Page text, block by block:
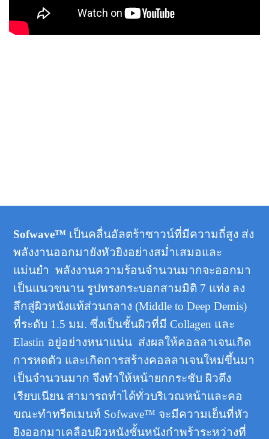
Sofwave™ เป็นคลื่นอัลตร้าซาวน์ที่มีความถี่สูง ส่ง
พลังงานออกมายังหัวยิงอย่างสม่ำเสมอและ
แม่นยำ พลังงานความร้อนจำนวนมากจะออกมา
เป็นแนวขนาน รูปทรงกระบอกสามมิติ 7 แท่ง ลง
ลึกสู่ผิวหนังแท้ส่วนกลาง (Middle to Deep Demis)
ที่ระดับ 1.5 มม. ซึ่งเป็นชั้นผิวที่มี Collagen และ
Elastin อยู่อย่างหนาแน่น ส่งผลให้คอลลาเจนเกิด
การหดตัว และเกิดการสร้างคอลลาเจนใหม่ขึ้นมา
เป็นจำนวนมาก จึงทำให้หน้ายกกระชับ ผิวตึง
เรียบเนียน สามารถทำได้ทั่วบริเวณหน้าและคอ
ขณะทำทรีตเมนท์ Sofwave™ จะมีความเย็นที่หัว
ยิงออกมาเคลือบผิวหนังชั้นหนังกำพร้าระหว่างที่